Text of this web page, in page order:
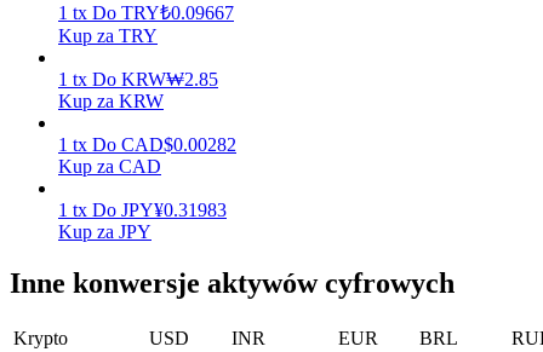
Stawianie
1 tx Do TRY₺0.09667
Kup za TRY
1 tx Do KRW₩2.85
Kup za KRW
1 tx Do CAD$0.00282
Kup za CAD
1 tx Do JPY¥0.31983
Kup za JPY
Inne konwersje aktywów cyfrowych
Krypto USD INR EUR BRL